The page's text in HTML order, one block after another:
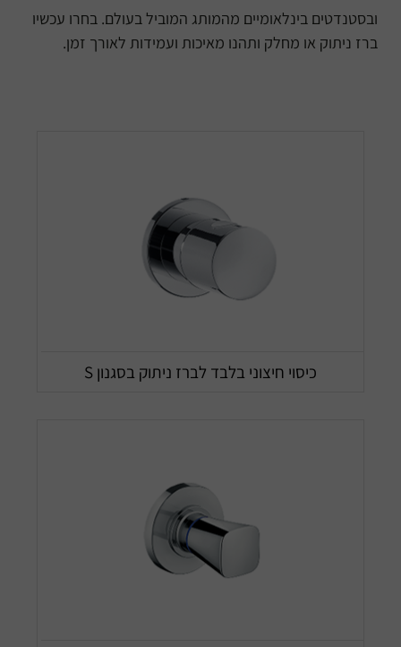
ובסטנדטים בינלאומיים מהמותג המוביל בעולם. בחרו עכשיו
ברז ניתוק או מחלק ותהנו מאיכות ועמידות לאורך זמן.
כיסוי חיצוני בלבד לברז ניתוק בסגנון S